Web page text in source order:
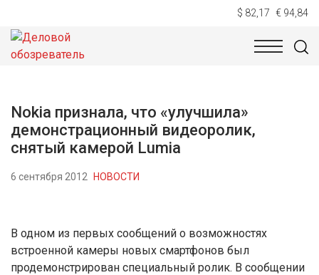
$ 82,17 € 94,84
НОВОСТИ
Nokia признала, что «улучшила»
демонстрационный видеоролик,
снятый камерой Lumia
6 сентября 2012 НОВОСТИ
В одном из первых сообщений о возможностях
встроенной камеры новых смартфонов был
продемонстрирован специальный ролик. В сообщении